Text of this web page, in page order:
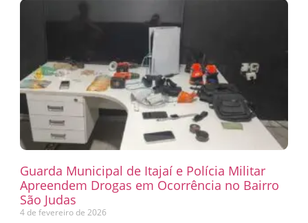
Guarda Municipal de Itajaí e Polícia Militar
Apreendem Drogas em Ocorrência no Bairro
São Judas
4 de fevereiro de 2026